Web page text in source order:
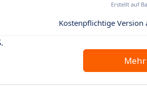
Erstellt auf
Kostenpflichtige Version